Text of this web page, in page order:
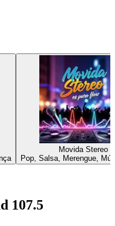
Movida Stereo
Pop, Salsa, Merengue,
107.5